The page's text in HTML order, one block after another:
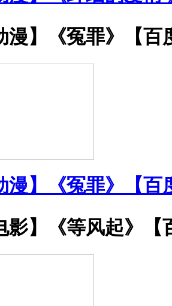
漫】《冤罪》【
漫】《冤罪》【
影】《等风起》【